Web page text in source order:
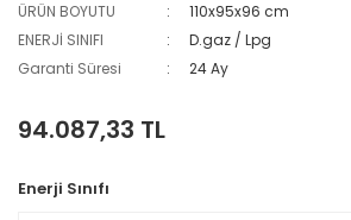
ÜRÜN BOYUTU
110x95x96 cm
ENERJİ SINIFI
D.gaz / Lpg
Garanti Süresi
24 Ay
94.087,33 TL
Enerji Sınıfı